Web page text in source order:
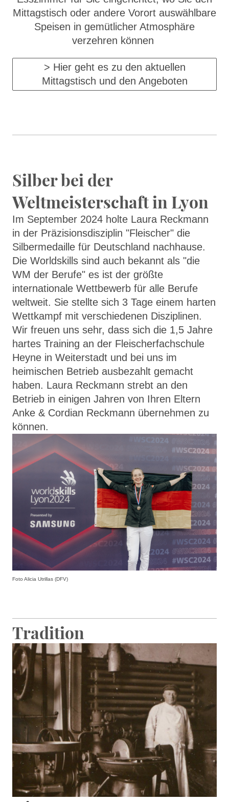
Mittagstisch oder andere Vorort auswählbare
Speisen in gemütlicher Atmosphäre
verzehren können
> Hier geht es zu den aktuellen
Mittagstisch und den Angeboten
Silber bei der
Weltmeisterschaft in Lyon
Im September 2024 holte Laura Reckmann
in der Präzisionsdisziplin "Fleischer" die
Silbermedaille für Deutschland nachhause.
Die Worldskills sind auch bekannt als "die
WM der Berufe" es ist der größte
internationale Wettbewerb für alle Berufe
weltweit. Sie stellte sich 3 Tage einem harten
Wettkampf mit verschiedenen Disziplinen.
Wir freuen uns sehr, dass sich die 1,5 Jahre
hartes Training an der Fleischerfachschule
Heyne in Weiterstadt und bei uns im
heimischen Betrieb ausbezahlt gemacht
haben. Laura Reckmann strebt an den
Betrieb in einigen Jahren von Ihren Eltern
Anke & Cordian Reckmann übernehmen zu
können.
Foto Alicia Utrillas (DFV)
Tradition